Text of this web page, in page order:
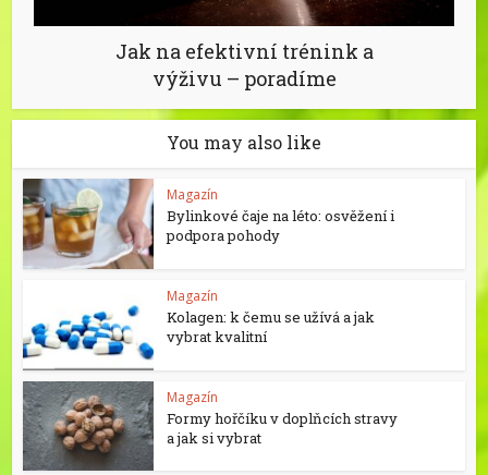
Jak na efektivní trénink a
výživu – poradíme
You may also like
Magazín
Bylinkové čaje na léto: osvěžení i
podpora pohody
Magazín
Kolagen: k čemu se užívá a jak
vybrat kvalitní
Magazín
Formy hořčíku v doplňcích stravy
a jak si vybrat